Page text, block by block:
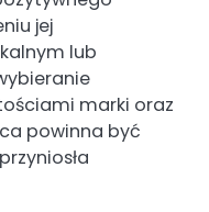
jej
lub
marki oraz
powinna być